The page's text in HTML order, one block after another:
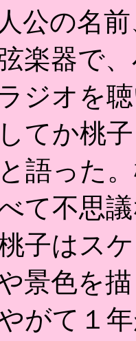
公の名
楽器で
ジオを
てか桃
語った
て不思
子はス
景色を
がて１